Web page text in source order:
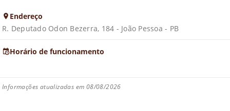
Endereço
R. Deputado Odon Bezerra, 184 - João Pessoa - PB
Horário de funcionamento
Informações atualizadas em 08/08/2026